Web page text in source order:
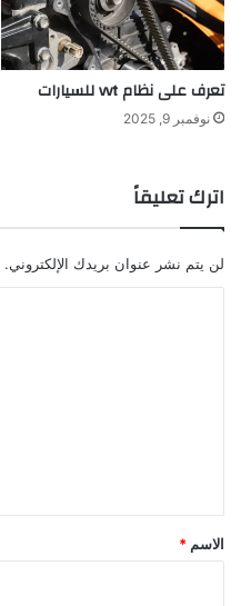
تعرف على نظام vvt للسيارات
نوفمبر 9, 2025
اترك تعليقاً
لن يتم نشر عنوان بريدك الإلكتروني.
*
الاسم *